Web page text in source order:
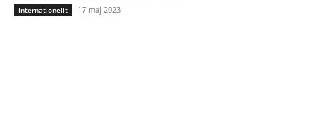
Internationellt 17 maj 2023